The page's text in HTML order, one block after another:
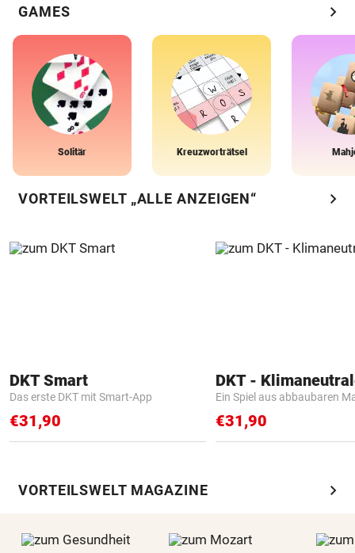
GAMES chevron_right
Solitär Kreuzworträtsel
VORTEILSWELT „ALLE ANZEIGEN“ chevron_right
DKT Smart
Das erste DKT mit Smart-App
€31,90
Ein Spiel aus abbaubaren
€31,90
VORTEILSWELT MAGAZINE chevron_right